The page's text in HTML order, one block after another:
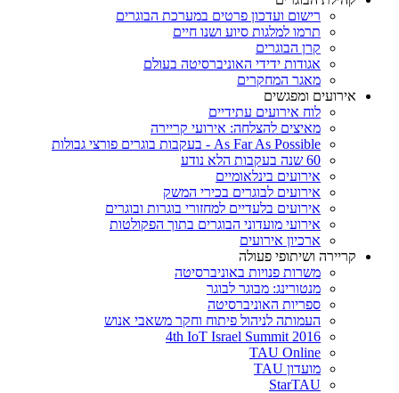
רישום ועדכון פרטים במערכת הבוגרים
תרמו למלגות סיוע ושנו חיים
קרן הבוגרים
אגודות ידידי האוניברסיטה בעולם
מאגר המחקרים
אירועים ומפגשים
לוח אירועים עתידיים
מאיצים להצלחה: אירועי קריירה
As Far As Possible - בעקבות בוגרים פורצי גבולות
60 שנה בעקבות הלא נודע
אירועים בינלאומיים
אירועים לבוגרים בכירי המשק
אירועים בלעדיים למחזורי בוגרות ובוגרים
אירועי מועדוני הבוגרים בתוך הפקולטות
ארכיון אירועים
קריירה ושיתופי פעולה
משרות פנויות באוניברסיטה
מנטורינג: מבוגר לבוגר
ספריות האוניברסיטה
העמותה לניהול פיתוח וחקר משאבי אנוש
4th IoT Israel Summit 2016
TAU Online
מועדון TAU
StarTAU